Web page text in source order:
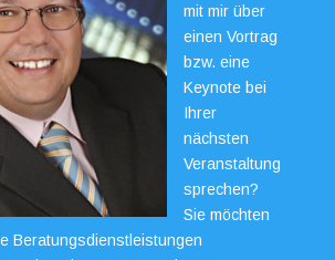
mit mir über
einen Vortrag
bzw. eine
Keynote bei
Ihrer
nächsten
Veranstaltung
sprechen?
Sie möchten
Beratungsdienstleistungen